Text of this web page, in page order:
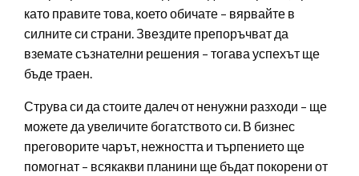
като правите това, което обичате – вярвайте в
силните си страни. Звездите препоръчват да
вземате съзнателни решения – тогава успехът ще
бъде траен.
Струва си да стоите далеч от ненужни разходи – ще
можете да увеличите богатството си. В бизнес
преговорите чарът, нежността и търпението ще
помогнат – всякакви планини ще бъдат покорени от